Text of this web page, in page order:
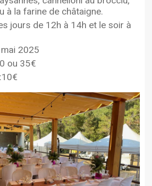
à la farine de châtaigne.
jours de 12h à 14h et le soir à
2025
ou 35€
Next